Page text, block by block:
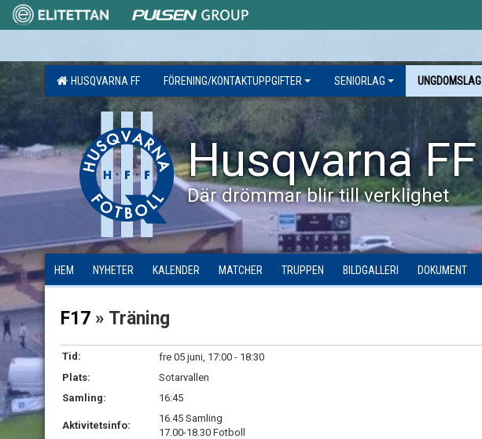
HUSQVARNA FF FÖRENING/KONTAKTUPPGIFTER SENIORLAG UNGDOMSLAG
Husqvarna FF
Där drömmar blir till verklighet
HEM NYHETER KALENDER MATCHER TRUPPEN BILDGALLERI DOKUMENT
F17 » Träning
Tid:
fre 05 juni, 17:00 - 18:30
Plats:
Sotarvallen
Samling:
16:45
Aktivitetsinfo:
16.45 Samling
17.00-18.30 Fotboll